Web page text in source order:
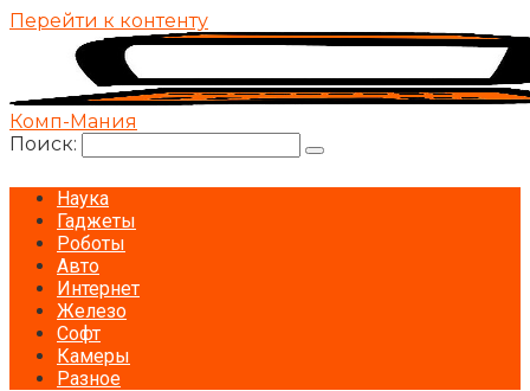
Перейти к контенту
Комп-Мания
Поиск:
Наука
Гаджеты
Роботы
Авто
Интернет
Железо
Софт
Камеры
Разное